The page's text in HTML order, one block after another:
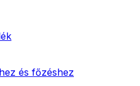
és főzéshez